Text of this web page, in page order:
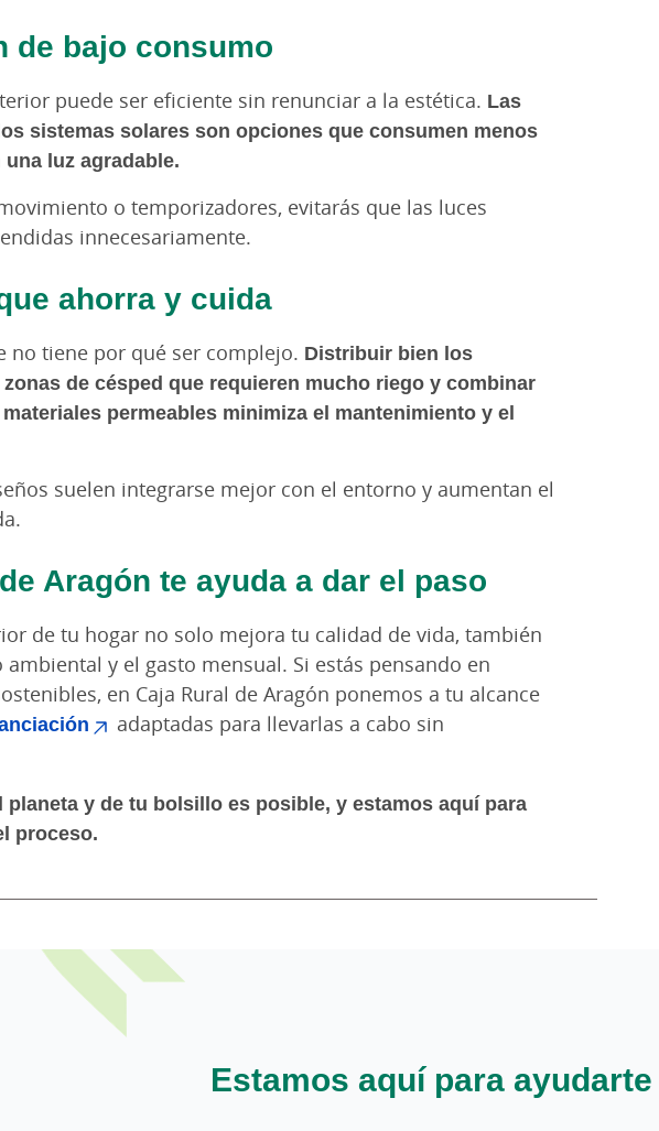
de bajo consumo
puede ser eficiente sin renunciar a la estética. Las
sistemas solares son opciones que consumen menos
luz agradable.
o temporizadores, evitarás que las luces
innecesariamente.
ahorra y cuida
no tiene por qué ser complejo. Distribuir bien los
de césped que requieren mucho riego y combinar
permeables minimiza el mantenimiento y el
suelen integrarse mejor con el entorno y aumentan el
Aragón te ayuda a dar el paso
de tu hogar no solo mejora tu calidad de vida, también
y el gasto mensual. Si estás pensando en
en Caja Rural de Aragón ponemos a tu alcance
adaptadas para llevarlas a cabo sin
planeta y de tu bolsillo es posible, y estamos aquí para
proceso.
Estamos aquí para ayudarte